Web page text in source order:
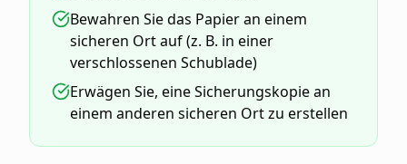
Bewahren Sie das Papier an einem
sicheren Ort auf (z. B. in einer
verschlossenen Schublade)
Erwägen Sie, eine Sicherungskopie an
einem anderen sicheren Ort zu erstellen